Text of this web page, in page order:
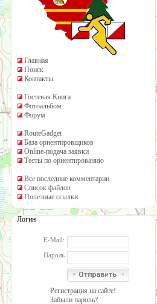
Главная
Поиск
Контакты
Гостевая Книга
Фотоальбом
Форум
RouteGadget
База ориентировщиков
Online-подача заявки
Тесты по ориентированию
Все последние комментарии
Список файлов
Полезные ссылки
Логин
E-Mail:
Пароль
Регистрация на сайте!
Забыли пароль?